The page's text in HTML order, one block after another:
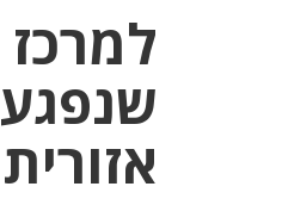
למרכז